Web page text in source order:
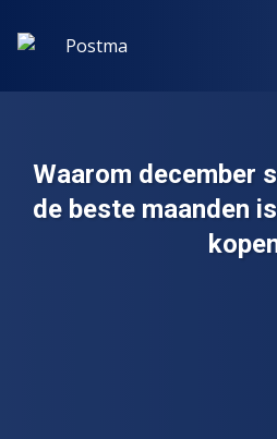
Waarom december
de beste maanden